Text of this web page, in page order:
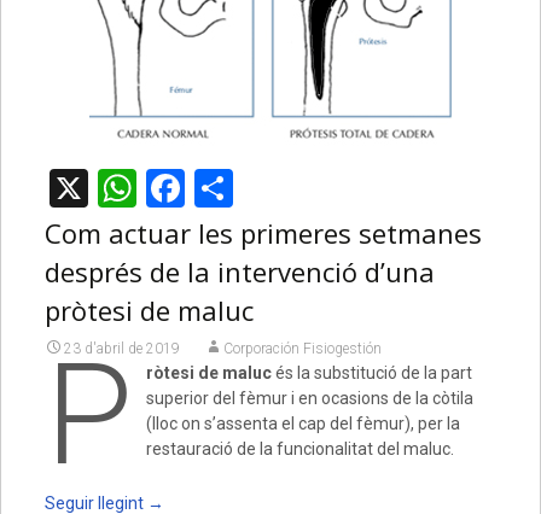
X WhatsApp
Facebook
Comparteix
Com actuar les primeres setmanes
després de la intervenció d’una
pròtesi de maluc
23 d'abril de 2019 Corporación Fisiogestión
P ròtesi de malucés la substitució de la part
superior del fèmur i en ocasions de la còtila
(lloc on s’assenta el cap del fèmur), per la
restauració de la funcionalitat del maluc.
Seguir llegint →